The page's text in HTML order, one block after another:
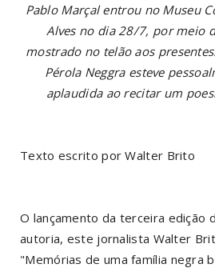
Pablo Marçal entrou no Museu
Alves no dia 28/7, por meio
mostrado no telão aos
Pérola Neggra esteve
aplaudida ao recitar um
Texto escrito por Walter Brito
O lançamento da terceira edição
autoria, este jornalista Walter
"Memórias de uma família negra